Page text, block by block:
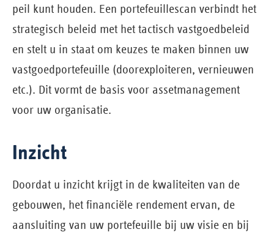
peil kunt houden. Een portefeuillescan verbindt het
strategisch beleid met het tactisch vastgoedbeleid
en stelt u in staat om keuzes te maken binnen uw
vastgoedportefeuille (doorexploiteren, vernieuwen
etc.). Dit vormt de basis voor assetmanagement
voor uw organisatie.
Inzicht
Doordat u inzicht krijgt in de kwaliteiten van de
gebouwen, het financiële rendement ervan, de
aansluiting van uw portefeuille bij uw visie en bij